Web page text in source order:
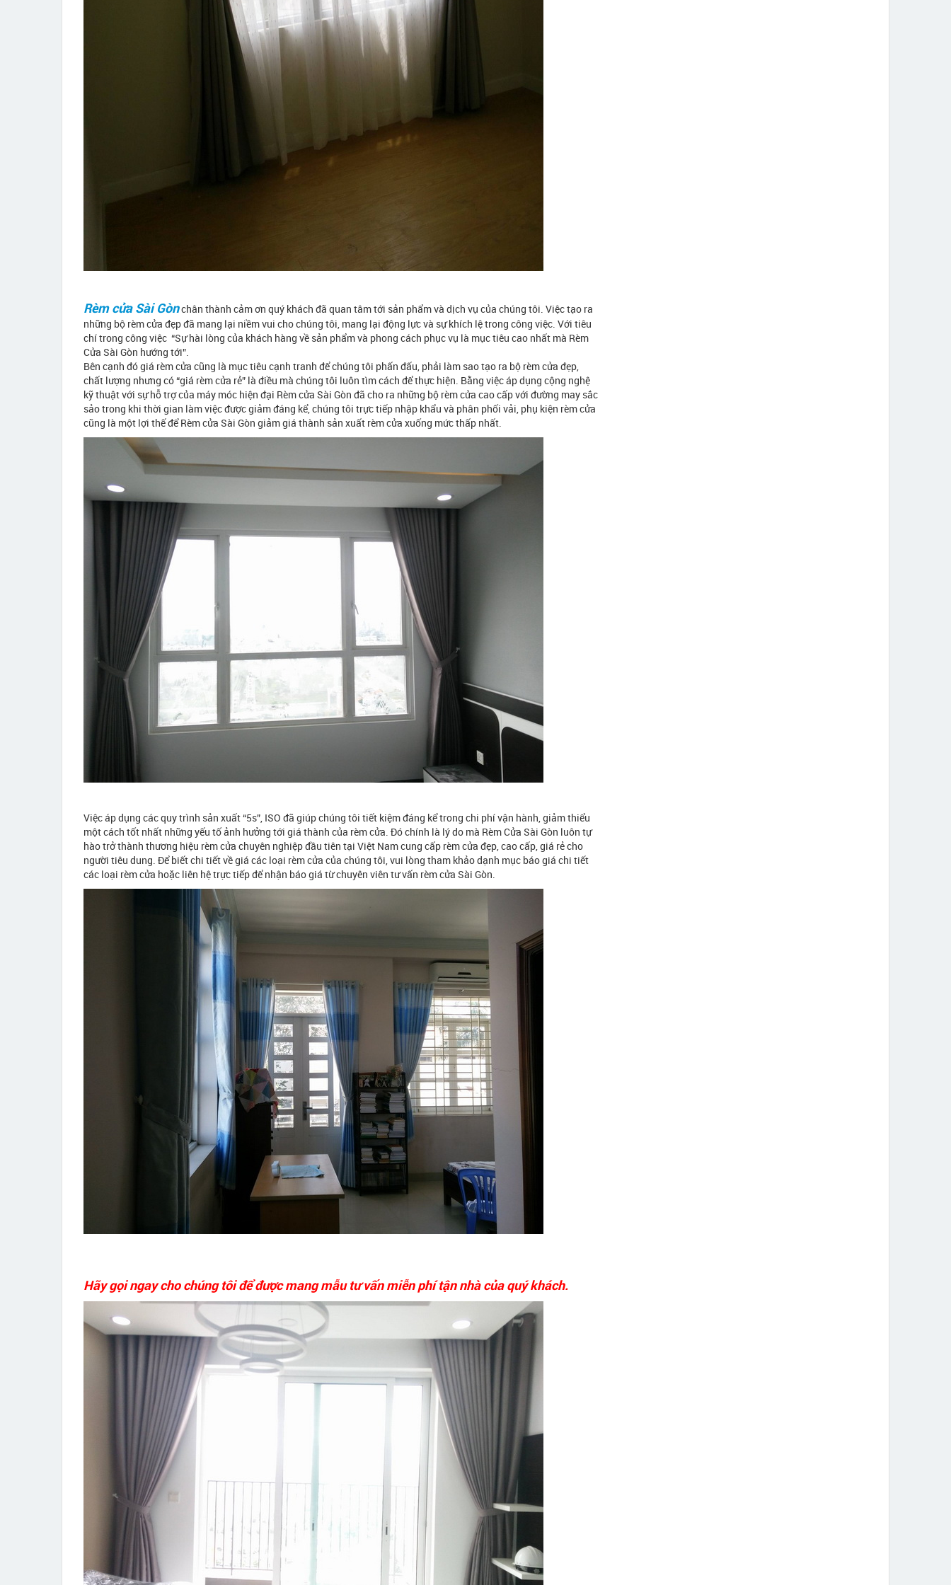
Rèm cửa Sài Gònchân thành cảm ơn quý khách đã quan tâm tới sản phẩm và dịch vụ của chúng tôi. Việc tạo ra
những bộ rèm cửa đẹp đã mang lại niềm vui cho chúng tôi, mang lại động lực và sự khích lệ trong công việc. Với tiêu
chí trong công việc “Sự hài lòng của khách hàng về sản phẩm và phong cách phục vụ là mục tiêu cao nhất mà Rèm
Cửa Sài Gòn hướng tới”.
Bên cạnh đó giá rèm cửa cũng là mục tiêu cạnh tranh để chúng tôi phấn đấu, phải làm sao tạo ra bộ rèm cửa đẹp,
chất lượng nhưng có “giá rèm cửa rẻ” là điều mà chúng tôi luôn tìm cách để thực hiện. Bằng việc áp dụng cộng nghệ
kỹ thuật với sự hỗ trợ của máy móc hiện đại Rèm cửa Sài Gòn đã cho ra những bộ rèm cửa cao cấp với đường may sắc
sảo trong khi thời gian làm việc được giảm đáng kể, chúng tôi trực tiếp nhập khẩu và phân phối vải, phụ kiện rèm cửa
cũng là một lợi thế để Rèm cửa Sài Gòn giảm giá thành sản xuất rèm cửa xuống mức thấp nhất.
Việc áp dụng các quy trình sản xuất “5s”, ISO đã giúp chúng tôi tiết kiệm đáng kể trong chi phí vận hành, giảm thiểu
một cách tốt nhất những yếu tố ảnh hưởng tới giá thành của rèm cửa. Đó chính là lý do mà Rèm Cửa Sài Gòn luôn tự
hào trở thành thương hiệu rèm cửa chuyên nghiệp đầu tiên tại Việt Nam cung cấp rèm cửa đẹp, cao cấp, giá rẻ cho
người tiêu dung. Để biết chi tiết về giá các loại rèm cửa của chúng tôi, vui lòng tham khảo dạnh mục báo giá chi tiết
các loại rèm cửa hoặc liên hệ trực tiếp để nhận báo giá từ chuyên viên tư vấn rèm cửa Sài Gòn.
Hãy gọi ngay cho chúng tôi để được mang mẫu tư vấn miễn phí tận nhà của quý khách.